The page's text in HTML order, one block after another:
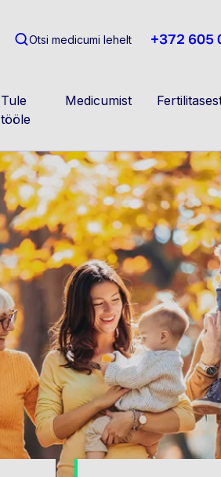
Otsi medicumi lehelt +372 605
Tule
tööle
Medicumist